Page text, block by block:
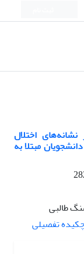
اختلال
مبتلا به
طالبی
تفصیلی